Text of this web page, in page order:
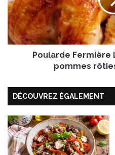
l
é
r
o
o
v
r
o
n
c
r
d
e
F
i
r
e
L
a
b
Poularde Fermière
pommes
DÉCOUVREZ ÉGALEMENT